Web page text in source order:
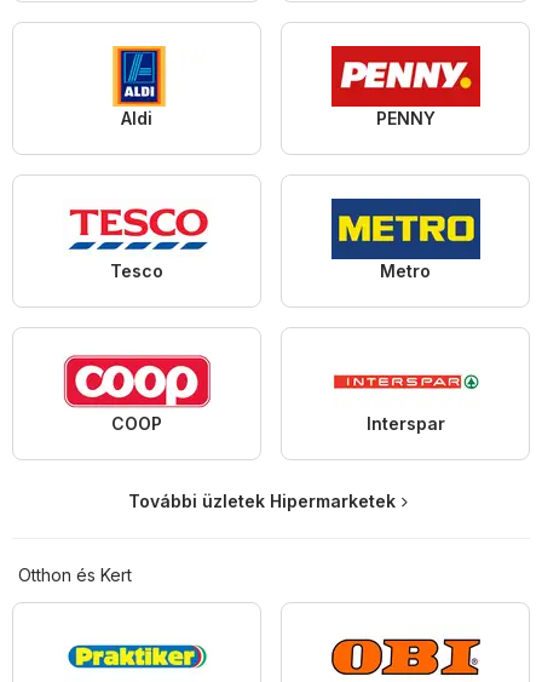
Aldi PENNY
Tesco Metro
COOP Interspar
További üzletek Hipermarketek
Otthon és Kert